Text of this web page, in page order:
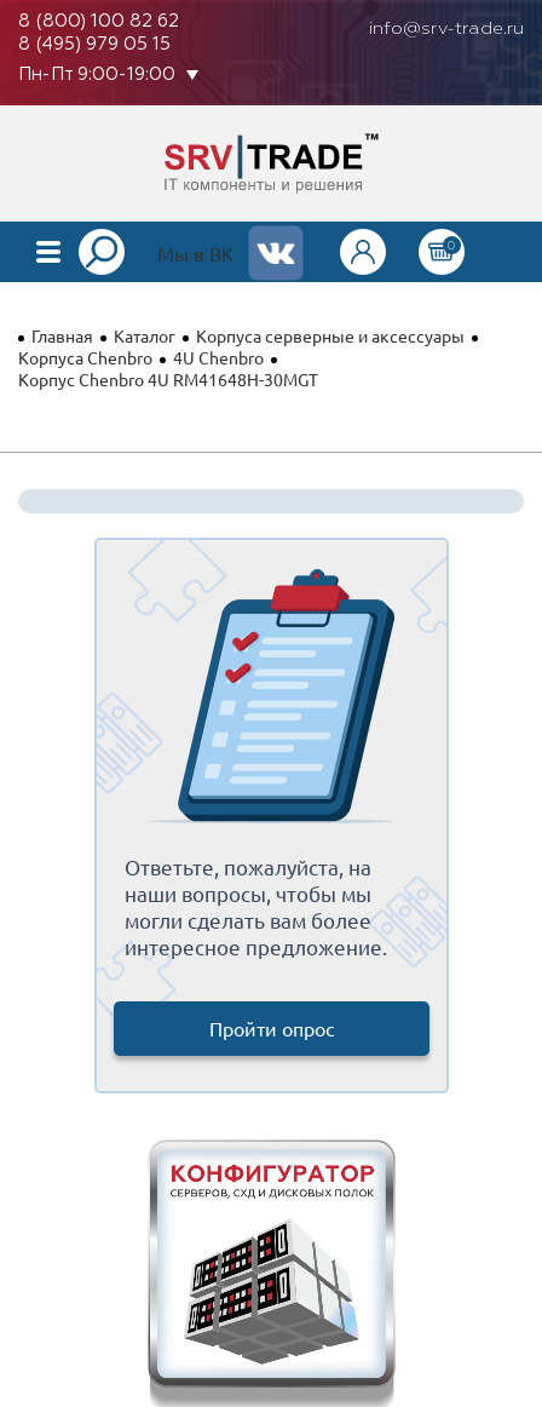
8 (800) 100 82 62
8 (495) 979 05 15
info@srv-trade.ru
Пн-Пт 9:00-19:00
КАТАЛОГ
ОПЛАТА
КОНТАКТЫ
Мы в ВК 0
Главная Каталог
Корпуса серверные и аксессуары
Корпуса Chenbro
4U Chenbro
Корпус Chenbro 4U RM41648H-30MGT
Ответьте, пожалуйста, на
наши вопросы, чтобы мы
могли сделать вам более
интересное предложение.
Пройти опрос